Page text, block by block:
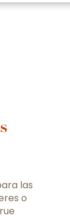
las
o